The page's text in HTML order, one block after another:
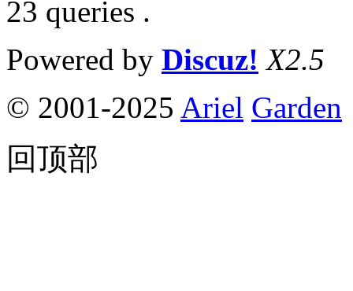
23 queries .
Powered by Discuz! X2.5
© 2001-2025 Ariel Garden
回顶部